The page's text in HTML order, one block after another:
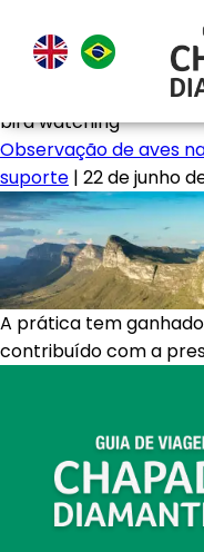
bird watching
Observação de aves
suporte | 22 de junho
A prática tem
contribuído com a